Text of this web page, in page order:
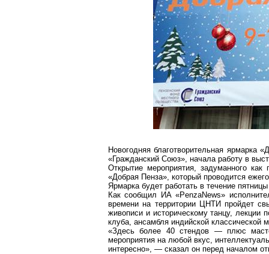
Новогодняя благотворительная ярмарка
«Гражданский Союз», начала работу в
Открытие мероприятия, задуманного
«Добрая Пенза», который проводится
Ярмарка будет работать в течение
Как сообщил ИА «PenzaNews»
времени на территории ЦНТИ пройдет
живописи и историческому танцу, лекции
клуба, ансамбля индийской классической
«Здесь более 40 стендов — плюс
мероприятия на любой вкус,
интересно», — сказал он перед началом